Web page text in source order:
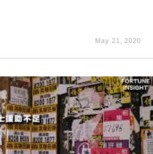
May 21, 2020